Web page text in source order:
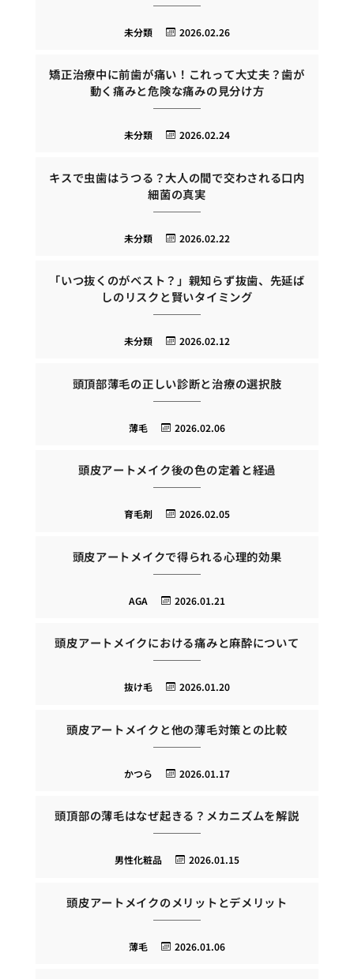
2026.02.26
未分類
矯正治療中に前歯が痛い！これって大丈夫？歯が
動く痛みと危険な痛みの見分け方
2026.02.24
未分類
キスで虫歯はうつる？大人の間で交わされる口内
細菌の真実
2026.02.22
未分類
「いつ抜くのがベスト？」親知らず抜歯、先延ば
しのリスクと賢いタイミング
2026.02.12
未分類
頭頂部薄毛の正しい診断と治療の選択肢
2026.02.06
薄毛
頭皮アートメイク後の色の定着と経過
2026.02.05
育毛剤
頭皮アートメイクで得られる心理的効果
2026.01.21
AGA
頭皮アートメイクにおける痛みと麻酔について
2026.01.20
抜け毛
頭皮アートメイクと他の薄毛対策との比較
2026.01.17
かつら
頭頂部の薄毛はなぜ起きる？メカニズムを解説
2026.01.15
男性化粧品
頭皮アートメイクのメリットとデメリット
2026.01.06
薄毛